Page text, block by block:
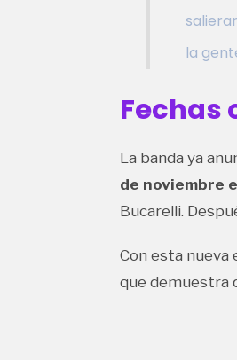
la
Fechas
La banda ya
de noviembre
Bucarelli.
Con esta nueva
que demuestra